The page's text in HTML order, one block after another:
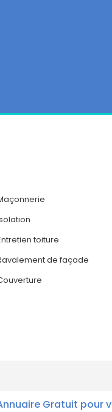
toiture
de façade
Gratuit pour